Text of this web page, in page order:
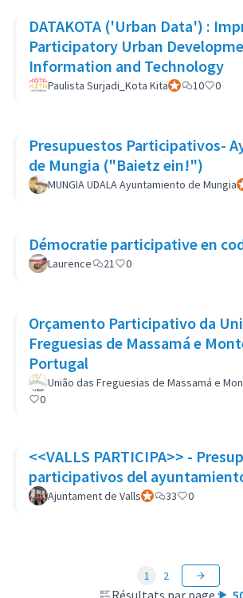
DATAKOTA ('Urban Data') :
Participatory Urban
Information and Technology
Paulista Surjadi_Kota KitaParticipant
10 0
Presupuestos Participativos-
de Mungia ("Baietz ein!")
MUNGIA UDALA Ayuntamiento de Mungia
Démocratie participative en
Laurence 21 0
Orçamento Participativo da
Freguesias de Massamá e
Portugal
União das Freguesias de Massamá e
0
<<VALLS PARTICIPA>> -
participativos del
Ajuntament de VallsParticipant officiel
33 0
Résultats par page :
1 2